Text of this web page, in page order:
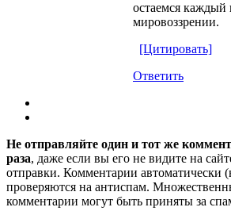
остаемся каждый
мировоззрении.
[Цитировать]
Ответить
Не отправляйте один и тот же
раза, даже если вы его не видите на
отправки. Комментарии автоматически
проверяются на антиспам.
комментарии могут быть приняты за